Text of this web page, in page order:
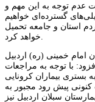
عدم توجه به این مهم و
گسترده‌ای خواهیم
استان و جامعه تحمیل
امام خمینی (ره) اردبیل
با توجه به مراجعات
بستری بیماران کرونایی
کنونی پیش رود مجبور به
سبلان اردبیل نیز